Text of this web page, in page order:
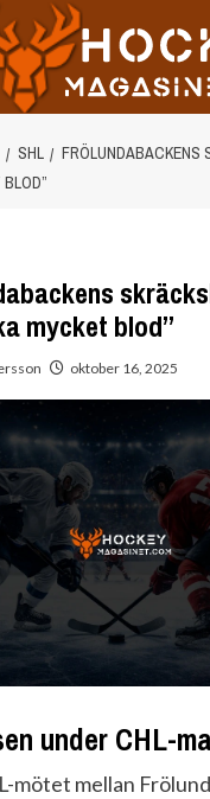
SHL
FRÖLUNDABACKENS
mycket blod”
oktober 16, 2025
under CHL-
mötet mellan